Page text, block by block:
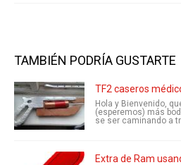
TAMBIÉN PODRÍA GUSTARTE
TF2 caseros
Hola y Bienvenido,
(esperemos) más
se ser caminando a tr
Extra de Ram